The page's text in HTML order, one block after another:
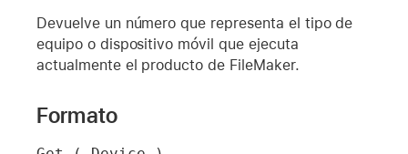
Devuelve un número que representa el tipo de
equipo o dispositivo móvil que ejecuta
actualmente el producto de FileMaker.
Formato